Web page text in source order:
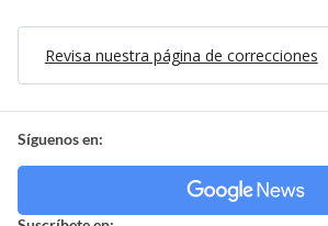
Revisa nuestra página de correcciones
Síguenos en: